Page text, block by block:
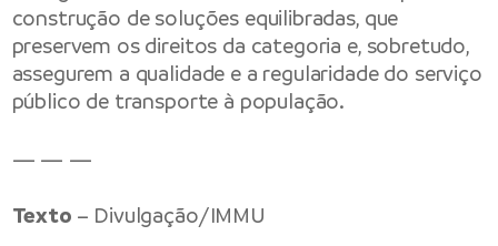
construção de soluções equilibradas, que
preservem os direitos da categoria e, sobretudo,
assegurem a qualidade e a regularidade do serviço
público de transporte à população.
— — —
Texto – Divulgação/IMMU